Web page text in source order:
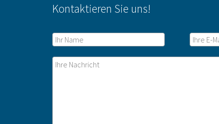
Kontaktieren Sie uns!